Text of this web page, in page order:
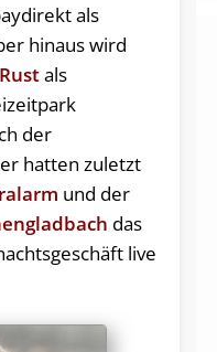
als
hinaus wird
als
der
hatten zuletzt
und der
das
live